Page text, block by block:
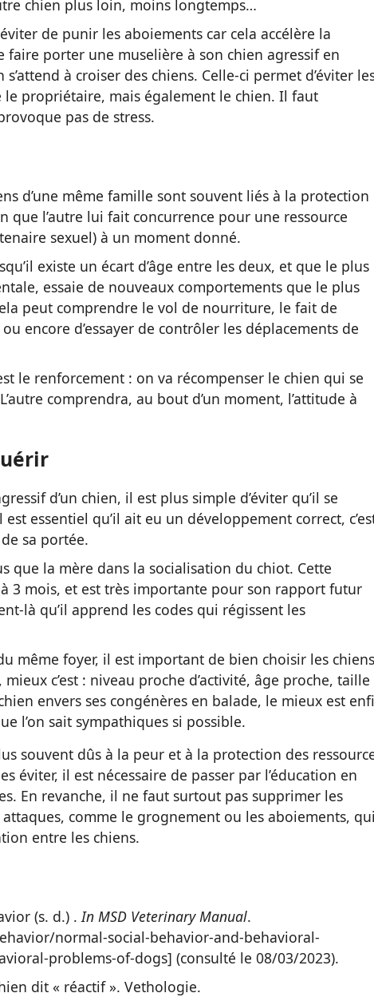
chien plus loin, moins longtemps…
de punir les aboiements car cela accélère la
faire porter une muselière à son chien agressif en
à croiser des chiens. Celle-ci permet d’éviter
propriétaire, mais également le chien. Il faut
pas de stress.
d’une même famille sont souvent liés à la protection
que l’autre lui fait concurrence pour une ressource
sexuel) à un moment donné.
existe un écart d’âge entre les deux, et que le plus
essaie de nouveaux comportements que le plus
peut comprendre le vol de nourriture, le fait de
encore d’essayer de contrôler les déplacements de
le renforcement : on va récompenser le chien qui se
comprendra, au bout d’un moment, l’attitude à
d’un chien, il est plus simple d’éviter qu’il se
essentiel qu’il ait eu un développement correct,
sa portée.
que la mère dans la socialisation du chiot. Cette
à 3 mois, et est très importante pour son rapport futur
là qu’il apprend les codes qui régissent les
même foyer, il est important de bien choisir les chiens
c’est : niveau proche d’activité, âge proche, taille
envers ses congénères en balade, le mieux est
l’on sait sympathiques si possible.
souvent dûs à la peur et à la protection des
éviter, il est nécessaire de passer par l’éducation en
En revanche, il ne faut surtout pas supprimer les
comme le grognement ou les aboiements,
entre les chiens.
(s. d.) .In MSD Veterinary Manual.
normal-social-behavior-and-behavioral-
problems-of-dogs] (consulté le 08/03/2023).
dit « réactif ». Vethologie.